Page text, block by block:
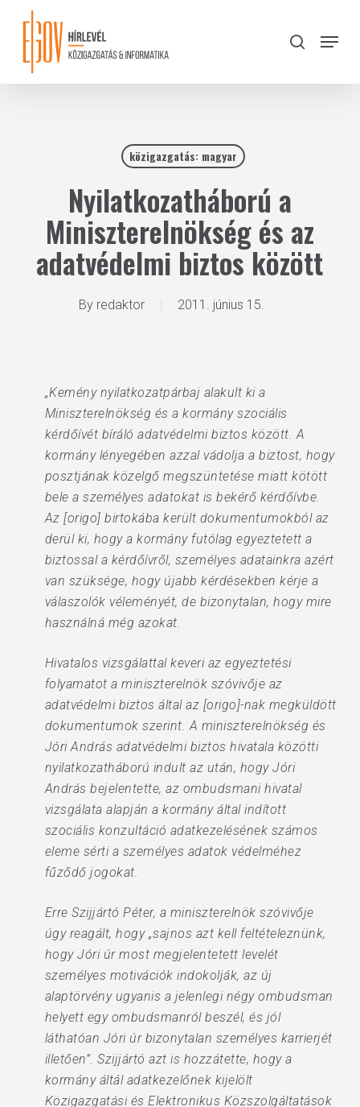
content
search
Menu
közigazgatás: magyar
Nyilatkozatháború a
Miniszterelnökség és az
adatvédelmi biztos között
By redaktor 2011. június 15.
„Kemény nyilatkozatpárbaj alakult ki a
Miniszterelnökség és a kormány szociális
kérdőívét bíráló adatvédelmi biztos között. A
kormány lényegében azzal vádolja a biztost, hogy
posztjának közelgő megszüntetése miatt kötött
bele a személyes adatokat is bekérő kérdőívbe.
Az [origo] birtokába került dokumentumokból az
derül ki, hogy a kormány futólag egyeztetett a
biztossal a kérdőívről, személyes adatainkra azért
van szüksége, hogy újabb kérdésekben kérje a
válaszolók véleményét, de bizonytalan, hogy mire
használná még azokat.
Hivatalos vizsgálattal keveri az egyeztetési
folyamatot a miniszterelnök szóvivője az
adatvédelmi biztos által az [origo]-nak megküldött
dokumentumok szerint. A miniszterelnökség és
Jóri András adatvédelmi biztos hivatala közötti
nyilatkozatháború indult az után, hogy Jóri
András bejelentette, az ombudsmani hivatal
vizsgálata alapján a kormány által indított
szociális konzultáció adatkezelésének számos
eleme sérti a személyes adatok védelméhez
fűződő jogokat.
Erre Szijjártó Péter, a miniszterelnök szóvivője
úgy reagált, hogy „sajnos azt kell feltételeznünk,
hogy Jóri úr most megjelentetett levelét
személyes motivációk indokolják, az új
alaptörvény ugyanis a jelenlegi négy ombudsman
helyett egy ombudsmanról beszél, és jól
láthatóan Jóri úr bizonytalan személyes karrierjét
illetően”. Szijjártó azt is hozzátette, hogy a
kormány áltál adatkezelőnek kijelölt
Közigazgatási és Elektronikus Közszolgáltatások
Close